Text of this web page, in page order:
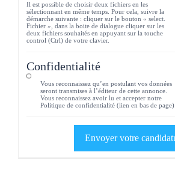
Il est possible de choisir deux fichiers en les
sélectionnant en même temps. Pour cela, suivre la
démarche suivante : cliquer sur le bouton « select.
Fichier », dans la boite de dialogue cliquer sur les
deux fichiers souhaités en appuyant sur la touche
control (Ctrl) de votre clavier.
Confidentialité
Vous reconnaissez qu’en postulant vos données
seront transmises à l’éditeur de cette annonce.
Vous reconnaissez avoir lu et accepter notre
Politique de confidentialité (lien en bas de page).